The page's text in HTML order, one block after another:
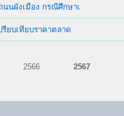
นผังเมือง กรณีศึกษาเ
ยบเทียบราคาตลาด
2566 2567